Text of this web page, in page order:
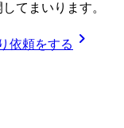
てまいります。
依頼をする chevron_right